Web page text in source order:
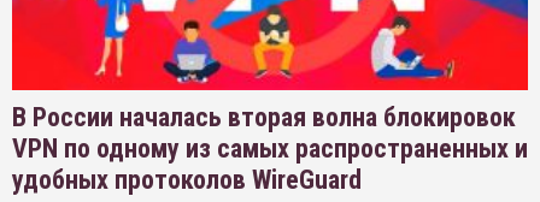
В России началась вторая волна блокировок
VPN по одному из самых распространенных и
удобных протоколов WireGuard